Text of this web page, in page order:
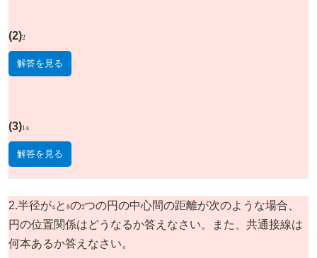
(2)2
解答を見る
(3)14
解答を見る
2.半径が と 8の2つの円の中心間の距離が次のような場合、
円の位置関係はどうなるか答えなさい。また、共通接線は
何本あるか答えなさい。